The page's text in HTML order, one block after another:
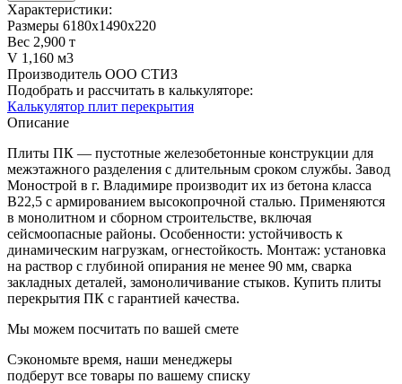
Характеристики:
Размеры 6180х1490х220
Вес 2,900 т
V 1,160 м3
Производитель ООО СТИЗ
Подобрать и рассчитать в калькуляторе:
Калькулятор плит перекрытия
Описание
Плиты ПК — пустотные железобетонные конструкции для
межэтажного разделения с длительным сроком службы. Завод
Монострой в г. Владимире производит их из бетона класса
В22,5 с армированием высокопрочной сталью. Применяются
в монолитном и сборном строительстве, включая
сейсмоопасные районы. Особенности: устойчивость к
динамическим нагрузкам, огнестойкость. Монтаж: установка
на раствор с глубиной опирания не менее 90 мм, сварка
закладных деталей, замоноличивание стыков. Купить плиты
перекрытия ПК с гарантией качества.
Мы можем посчитать по вашей смете
Сэкономьте время, наши менеджеры
подберут все товары по вашему списку